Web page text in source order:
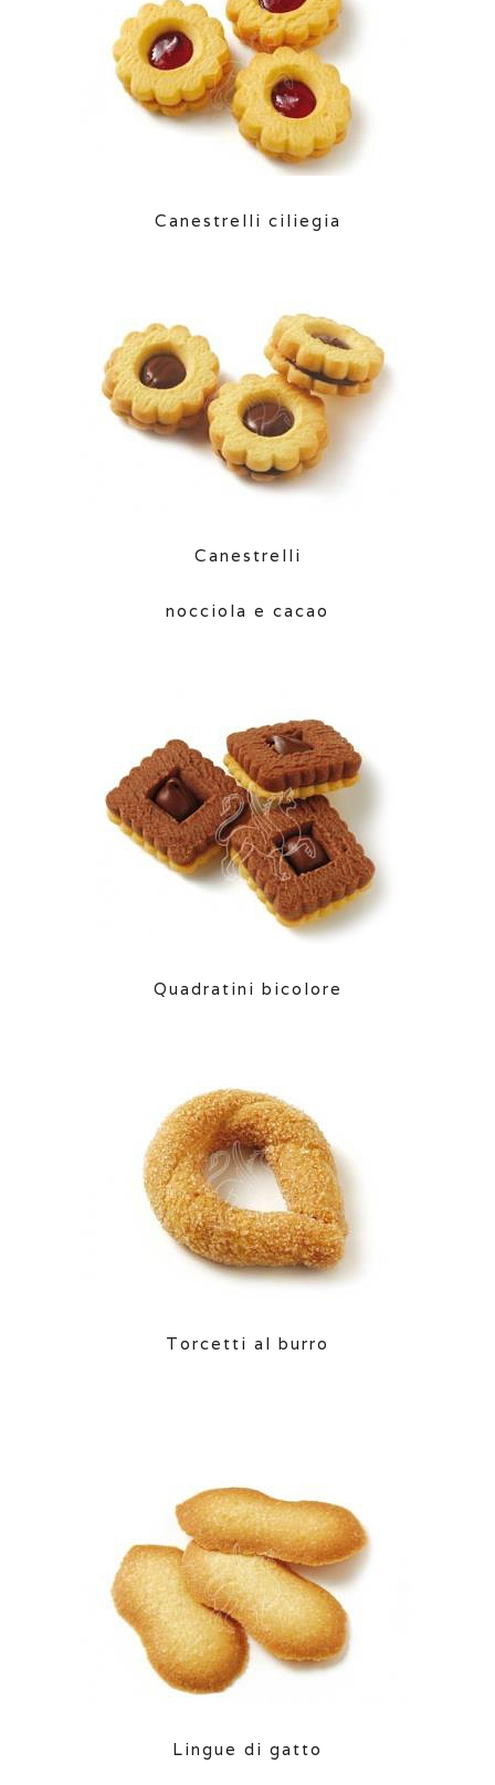
Canestrelli ciliegia
Canestrelli
nocciola e cacao
Quadratini bicolore
Torcetti al burro
Lingue di gatto